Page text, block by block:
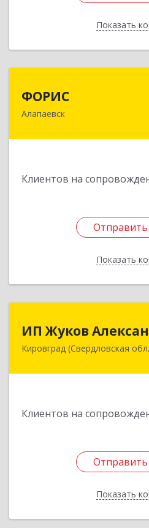
Показать
ФОРИС
Алапаевск
Клиентов на
Отправить
Показать
624601, Свердловская
Отправить
ИП Жуков
Кировград (Свердловская
Клиентов на
Отправить
Показать
624140,
Отправить